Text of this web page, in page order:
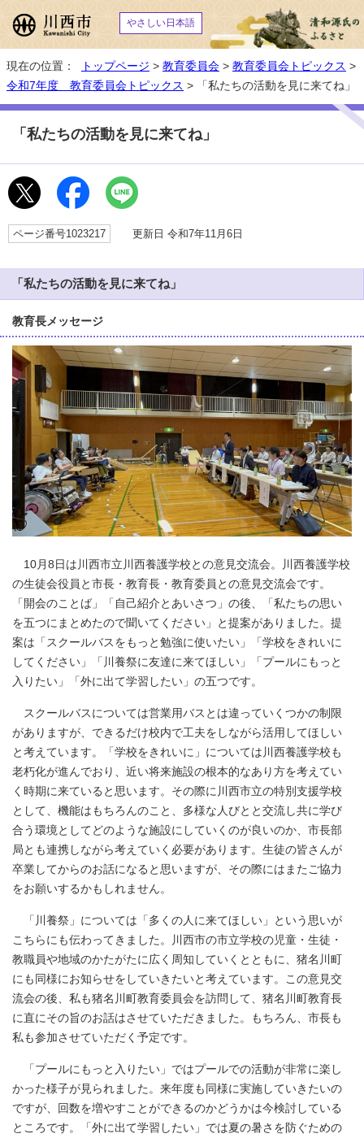
やさしい日本語
現在の位置： トップページ > 教育委員会 > 教育委員会トピックス >
令和7年度 教育委員会トピックス > 「私たちの活動を見に来てね」
「私たちの活動を見に来てね」
ページ番号1023217 更新日 令和7年11月6日
「私たちの活動を見に来てね」
教育長メッセージ
10月8日は川西市立川西養護学校との意見交流会。川西養護学校
の生徒会役員と市長・教育長・教育委員との意見交流会です。
「開会のことば」「自己紹介とあいさつ」の後、「私たちの思い
を五つにまとめたので聞いてください」と提案がありました。提
案は「スクールバスをもっと勉強に使いたい」「学校をきれいに
してください」「川養祭に友達に来てほしい」「プールにもっと
入りたい」「外に出て学習したい」の五つです。
スクールバスについては営業用バスとは違っていくつかの制限
がありますが、できるだけ校内で工夫をしながら活用してほしい
と考えています。「学校をきれいに」については川西養護学校も
老朽化が進んでおり、近い将来施設の根本的なあり方を考えてい
く時期に来ていると思います。その際に川西市立の特別支援学校
として、機能はもちろんのこと、多様な人びとと交流し共に学び
合う環境としてどのような施設にしていくのが良いのか、市長部
局とも連携しながら考えていく必要があります。生徒の皆さんが
卒業してからのお話になると思いますが、その際にはまたご協力
をお願いするかもしれません。
「川養祭」については「多くの人に来てほしい」という思いが
こちらにも伝わってきました。川西市の市立学校の児童・生徒・
教職員や地域のかたがたに広く周知していくとともに、猪名川町
にも同様にお知らせをしていきたいと考えています。この意見交
流会の後、私も猪名川町教育委員会を訪問して、猪名川町教育長
に直にその旨のお話はさせていただきました。もちろん、市長も
私も参加させていただく予定です。
「プールにもっと入りたい」ではプールでの活動が非常に楽し
かった様子が見られました。来年度も同様に実施していきたいの
ですが、回数を増やすことができるのかどうかは今検討している
ところです。「外に出て学習したい」では夏の暑さを防ぐための